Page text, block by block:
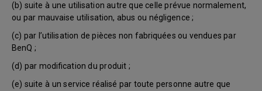
(b) suite à une utilisation autre que celle prévue normalement,
ou par mauvaise utilisation, abus ou négligence ;
(c) par l’utilisation de pièces non fabriquées ou vendues par
BenQ ;
(d) par modification du produit ;
(e) suite à un service réalisé par toute personne autre que